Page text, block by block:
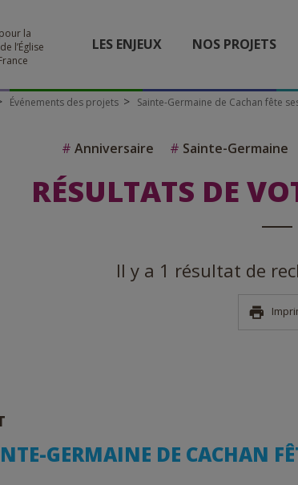
la
l’Église
LES ENJEUX NOS PROJETS
Événements des projets Sainte-Germaine de Cachan fête
# Anniversaire # Sainte-Germaine
RÉSULTATS DE
Il y a 1 résultat de
GERMAINE DE CACHAN